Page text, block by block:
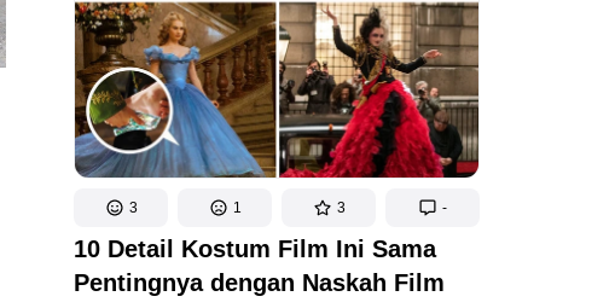
3 1 3 -
10 Detail Kostum Film Ini Sama
Pentingnya dengan Naskah Film